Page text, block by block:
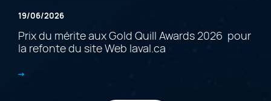
19/06/2026
Prix du mérite aux Gold Quill Awards 2026 pour
la refonte du site Web laval.ca